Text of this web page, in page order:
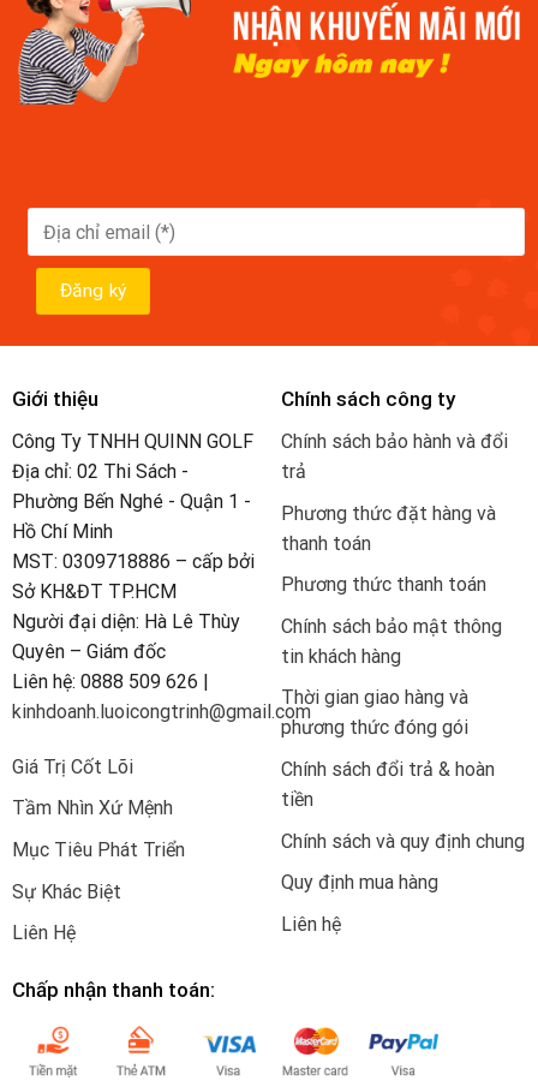
Giới thiệu
Công Ty TNHH QUINN GOLF
Địa chỉ: 02 Thi Sách -
Phường Bến Nghé - Quận 1 -
Hồ Chí Minh
MST: 0309718886 – cấp bởi
Sở KH&ĐT TP.HCM
Người đại diện: Hà Lê Thùy
Quyên – Giám đốc
Liên hệ: 0888 509 626 |
kinhdoanh.luoicongtrinh@gmail.com
Giá Trị Cốt Lõi
Tầm Nhìn Xứ Mệnh
Mục Tiêu Phát Triển
Sự Khác Biệt
Liên Hệ
Chính sách công ty
Chính sách bảo hành và đổi
trả
Phương thức đặt hàng và
thanh toán
Phương thức thanh toán
Chính sách bảo mật thông
tin khách hàng
Thời gian giao hàng và
phương thức đóng gói
Chính sách đổi trả & hoàn
tiền
Chính sách và quy định chung
Quy định mua hàng
Liên hệ
Chấp nhận thanh toán: